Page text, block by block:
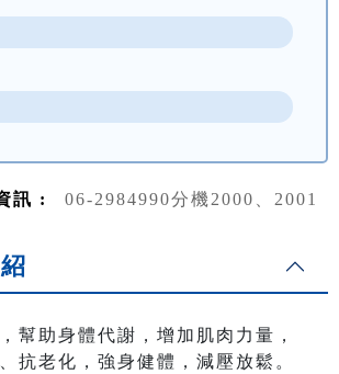
訊 : 06-2984990分機2000、2001
幫助身體代謝，增加肌肉力量，
抗老化，強身健體，減壓放鬆。